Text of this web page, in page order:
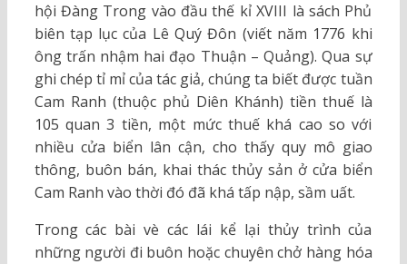
hội Đàng Trong vào đầu thế kỉ XVIII là sách Phủ
biên tạp lục của Lê Quý Đôn (viết năm 1776 khi
ông trấn nhậm hai đạo Thuận – Quảng). Qua sự
ghi chép tỉ mỉ của tác giả, chúng ta biết được tuần
Cam Ranh (thuộc phủ Diên Khánh) tiền thuế là
105 quan 3 tiền, một mức thuế khá cao so với
nhiều cửa biển lân cận, cho thấy quy mô giao
thông, buôn bán, khai thác thủy sản ở cửa biển
Cam Ranh vào thời đó đã khá tấp nập, sầm uất.
Trong các bài vè các lái kể lại thủy trình của
những người đi buôn hoặc chuyên chở hàng hóa